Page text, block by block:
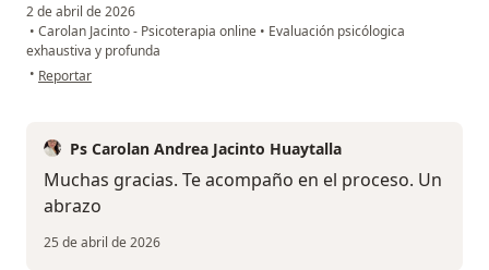
2 de abril de 2026
• Carolan Jacinto - Psicoterapia online • Evaluación psicólogica
exhaustiva y profunda
• en opinión del usuario VMSG
Reportar
Ps Carolan Andrea Jacinto Huaytalla
Muchas gracias. Te acompaño en el proceso. Un
abrazo
25 de abril de 2026